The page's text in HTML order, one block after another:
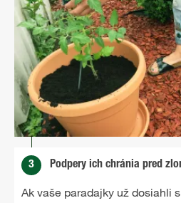
3 Podpery ich chránia pred
Ak vaše paradajky už dosiahli